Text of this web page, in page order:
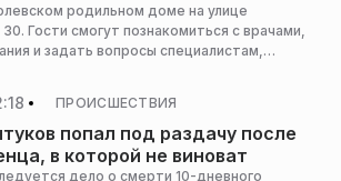
родильном доме на улице
Гости смогут познакомиться с врачами,
и задать вопросы специалистам,
ПРОИСШЕСТВИЯ
попал под раздачу после
в которой не виноват
дело о смерти 10-дневного